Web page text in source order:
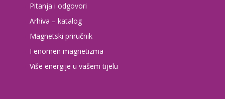
Pitanja i odgovori
Arhiva – katalog
Magnetski priručnik
Fenomen magnetizma
Više energije u vašem tijelu